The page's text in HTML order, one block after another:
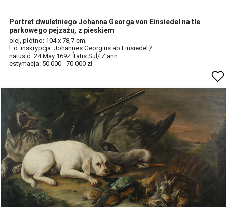
Portret dwuletniego Johanna Georga von Einsiedel na tle
parkowego pejzażu, z pieskiem
olej, płótno; 104 x 78,7 cm;
l. d. inskrypcja: Johannes Georgius ab Einsiedel /
natus d. 24 May 169Z ĺtatis Suĺ/ Z ann :
estymacja: 50 000 - 70 000 zł